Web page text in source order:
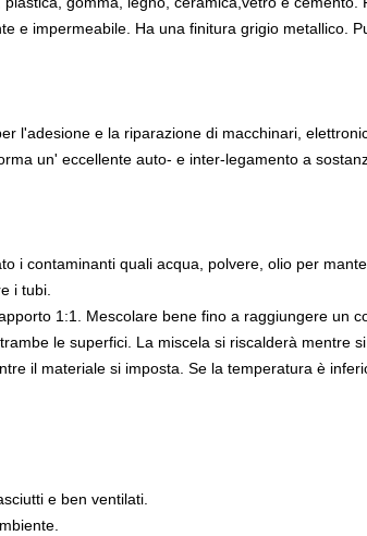
e impermeabile. Ha una finitura grigio metallico.
l'adesione e la riparazione di macchinari,
un' eccellente auto- e inter-legamento a
i contaminanti quali acqua, polvere, olio per
i tubi.
1:1. Mescolare bene fino a raggiungere un
le superfici. La miscela si riscalderà mentre
il materiale si imposta. Se la temperatura è
e ben ventilati.